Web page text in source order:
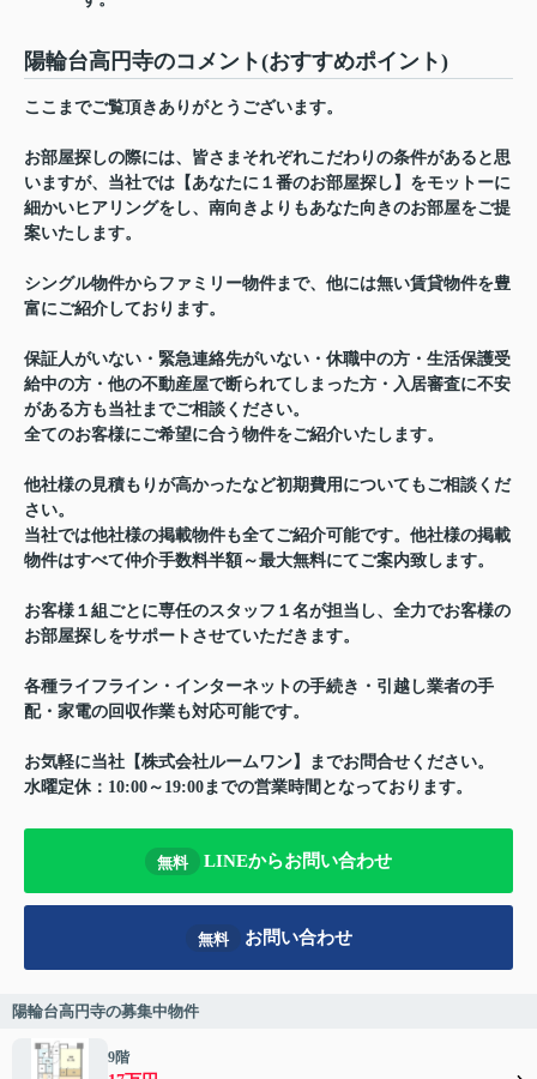
陽輪台高円寺のコメント(おすすめポイント)
ここまでご覧頂きありがとうございます。
お部屋探しの際には、皆さまそれぞれこだわりの条件があると思
いますが、当社では【あなたに１番のお部屋探し】をモットーに
細かいヒアリングをし、南向きよりもあなた向きのお部屋をご提
案いたします。
シングル物件からファミリー物件まで、他には無い賃貸物件を豊
富にご紹介しております。
保証人がいない・緊急連絡先がいない・休職中の方・生活保護受
給中の方・他の不動産屋で断られてしまった方・入居審査に不安
がある方も当社までご相談ください。
全てのお客様にご希望に合う物件をご紹介いたします。
他社様の見積もりが高かったなど初期費用についてもご相談くだ
さい。
当社では他社様の掲載物件も全てご紹介可能です。他社様の掲載
物件はすべて仲介手数料半額～最大無料にてご案内致します。
お客様１組ごとに専任のスタッフ１名が担当し、全力でお客様の
お部屋探しをサポートさせていただきます。
各種ライフライン・インターネットの手続き・引越し業者の手
配・家電の回収作業も対応可能です。
お気軽に当社【株式会社ルームワン】までお問合せください。
水曜定休：10:00～19:00までの営業時間となっております。
無料 LINEからお問い合わせ
無料 お問い合わせ
陽輪台高円寺の募集中物件
9階